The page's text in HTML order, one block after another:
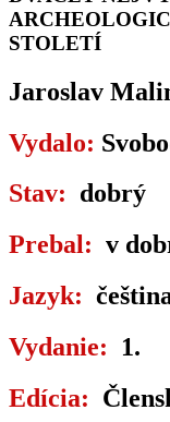
STOLETÍ
Jaroslav
Vydalo:
Stav: dobrý
Prebal: v
Jazyk:
Vydanie: 1.
Edícia: